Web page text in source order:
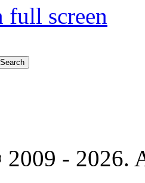
full screen
- 2026.